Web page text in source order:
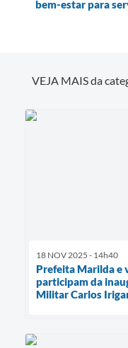
bem-estar para
VEJA MAIS da
18 NOV 2025 - 14h40
Prefeita Marilda e
participam da
Militar Carlos